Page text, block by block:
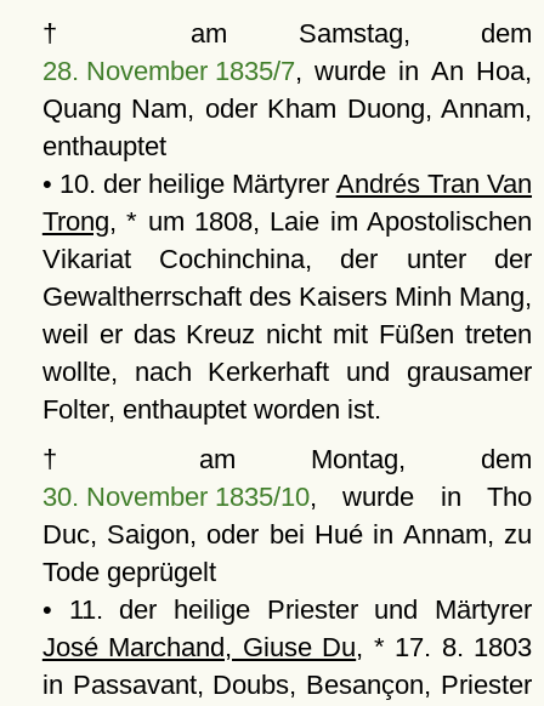
† am Samstag, dem
28. November 1835/7, wurde in An Hoa,
Quang Nam, oder Kham Duong, Annam,
enthauptet
• 10. der heilige Märtyrer Andrés Tran Van
Trong, * um 1808, Laie im Apostolischen
Vikariat Cochinchina, der unter der
Gewaltherrschaft des Kaisers Minh Mang,
weil er das Kreuz nicht mit Füßen treten
wollte, nach Kerkerhaft und grausamer
Folter, enthauptet worden ist.
† am Montag, dem
30. November 1835/10, wurde in Tho
Duc, Saigon, oder bei Hué in Annam, zu
Tode geprügelt
• 11. der heilige Priester und Märtyrer
José Marchand, Giuse Du, * 17. 8. 1803
in Passavant, Doubs, Besançon, Priester